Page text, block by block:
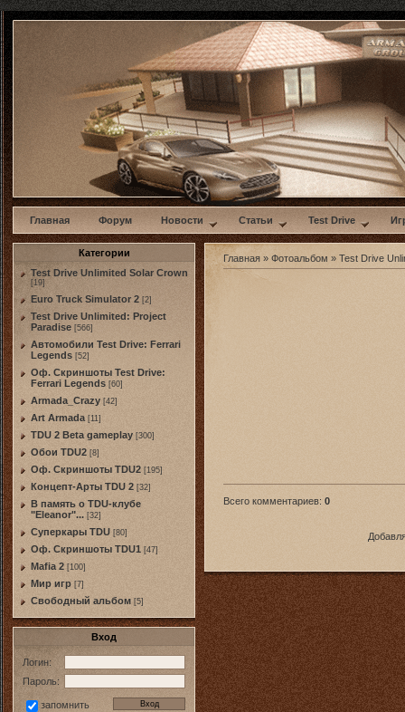
w
Главная Форум Новости Статьи Test Drive
Категории
Test Drive Unlimited Solar Crown
[19]
Euro Truck Simulator 2 [2]
Test Drive Unlimited: Project
Paradise [566]
Автомобили Test Drive: Ferrari
Legends [52]
Оф. Скриншоты Test Drive:
Ferrari Legends [60]
Armada_Crazy [42]
Art Armada [11]
TDU 2 Beta gameplay [300]
Обои TDU2 [8]
Оф. Скриншоты TDU2 [195]
Концепт-Арты TDU 2 [32]
В память о TDU-клубе
"Eleanor"... [32]
Суперкары TDU [80]
Оф. Скриншоты TDU1 [47]
Mafia 2 [100]
Мир игр [7]
Свободный альбом [5]
Вход
Логин:
Пароль:
запомнить
Главная » Фотоальбом » Test Drive
Всего комментариев: 0